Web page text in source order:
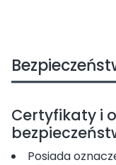
Certyfikaty i
Posiada